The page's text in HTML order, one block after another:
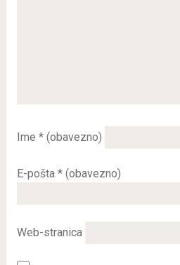
Ime * (obavezno)
E-pošta * (obavezno)
Web-stranica